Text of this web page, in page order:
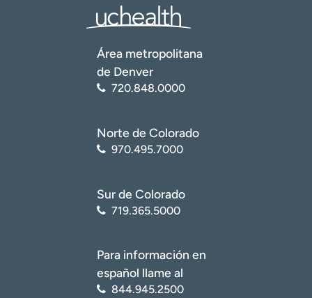
Área metropolitana
de Denver
720.848.0000
Norte de Colorado
970.495.7000
Sur de Colorado
719.365.5000
Para información en
español llame al
844.945.2500